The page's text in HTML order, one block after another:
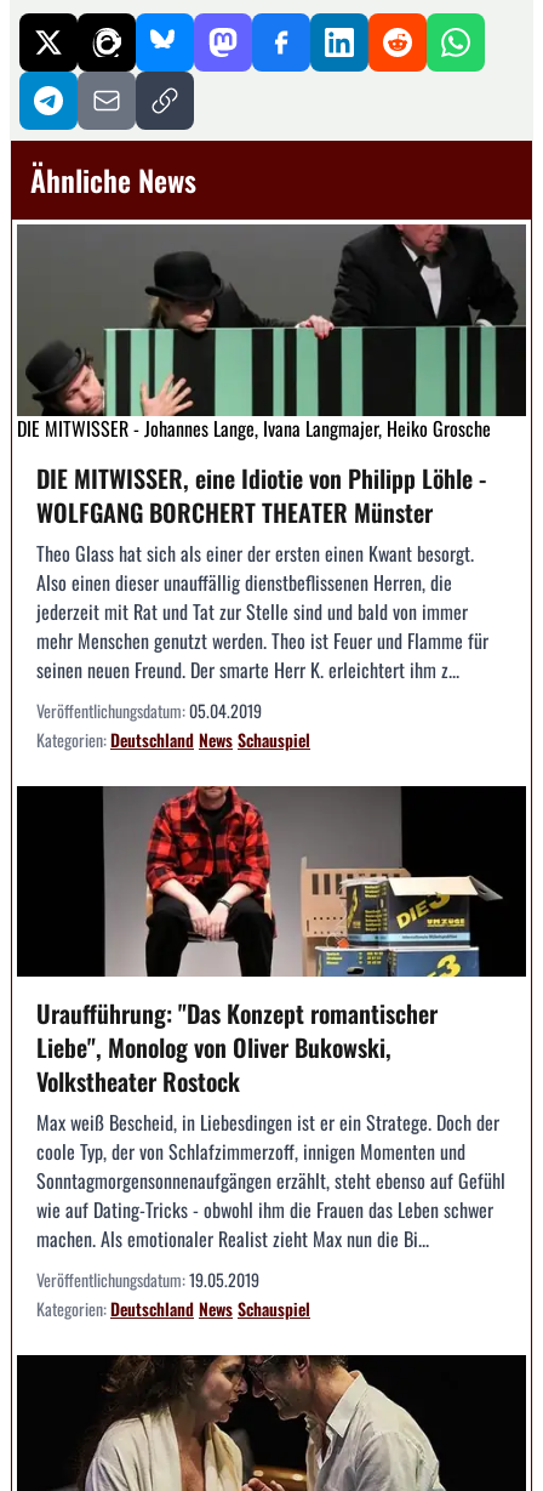
Ähnliche News
DIE MITWISSER - Johannes Lange, Ivana Langmajer, Heiko Grosche
DIE MITWISSER, eine Idiotie von Philipp Löhle -
WOLFGANG BORCHERT THEATER Münster
Theo Glass hat sich als einer der ersten einen Kwant besorgt.
Also einen dieser unauffällig dienstbeflissenen Herren, die
jederzeit mit Rat und Tat zur Stelle sind und bald von immer
mehr Menschen genutzt werden. Theo ist Feuer und Flamme für
seinen neuen Freund. Der smarte Herr K. erleichtert ihm z...
Veröffentlichungsdatum:05.04.2019
Kategorien:DeutschlandNewsSchauspiel
Uraufführung: "Das Konzept romantischer
Liebe", Monolog von Oliver Bukowski,
Volkstheater Rostock
Max weiß Bescheid, in Liebesdingen ist er ein Stratege. Doch der
coole Typ, der von Schlafzimmerzoff, innigen Momenten und
Sonntagmorgensonnenaufgängen erzählt, steht ebenso auf Gefühl
wie auf Dating-Tricks - obwohl ihm die Frauen das Leben schwer
machen. Als emotionaler Realist zieht Max nun die Bi...
Veröffentlichungsdatum:19.05.2019
Kategorien:DeutschlandNewsSchauspiel